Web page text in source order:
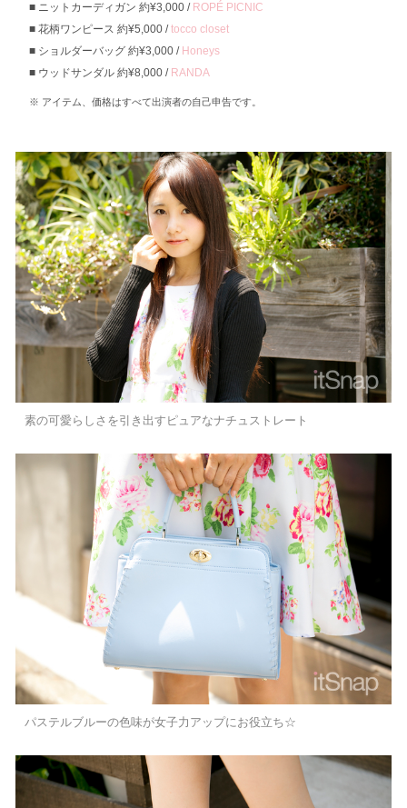
ニットカーディガン 約¥3,000 / ROPÉ PICNIC
花柄ワンピース 約¥5,000 /tocco closet
ショルダーバッグ 約¥3,000 / Honeys
ウッドサンダル 約¥8,000 / RANDA
アイテム、価格はすべて出演者の自己申告です。
素の可愛らしさを引き出すピュアなナチュストレート
パステルブルーの色味が女子力アップにお役立ち☆